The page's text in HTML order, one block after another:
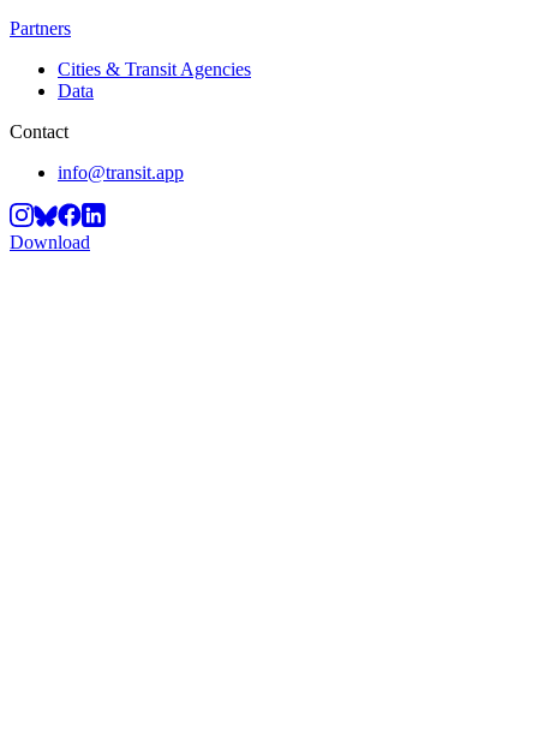
Partners
Cities & Transit Agencies
Data
Contact
info@transit.app
Download